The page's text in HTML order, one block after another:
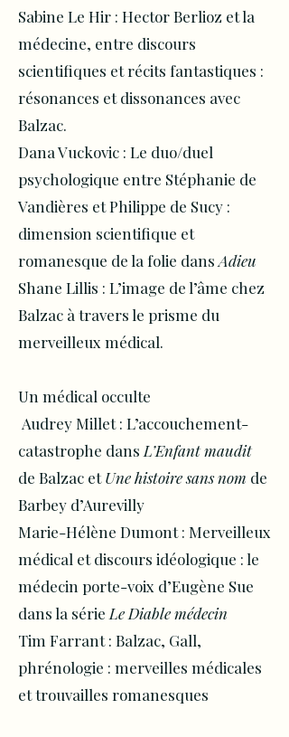
Sabine Le Hir : Hector Berlioz et la
médecine, entre discours
scientifiques et récits fantastiques :
résonances et dissonances avec
Balzac.
Dana Vuckovic : Le duo/duel
psychologique entre Stéphanie de
Vandières et Philippe de Sucy :
dimension scientifique et
romanesque de la folie dans Adieu
Shane Lillis : L’image de l’âme chez
Balzac à travers le prisme du
merveilleux médical.
Un médical occulte
Audrey Millet : L’accouchement-
catastrophe dans L’Enfant maudit
de Balzac etUne histoire sans nom de
Barbey d’Aurevilly
Marie-Hélène Dumont : Merveilleux
médical et discours idéologique : le
médecin porte-voix d’Eugène Sue
dans la série Le Diable médecin
Tim Farrant : Balzac, Gall,
phrénologie : merveilles médicales
et trouvailles romanesques